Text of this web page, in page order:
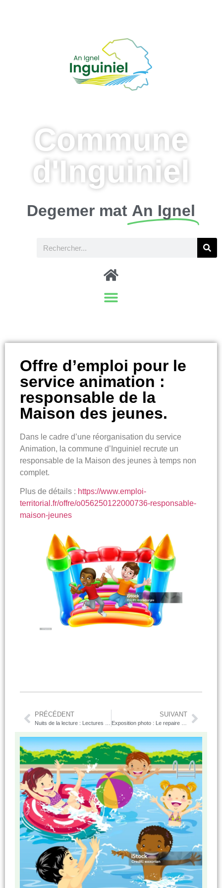
Commune
d'Inguiniel
Degemer mat An Ignel
Offre d’emploi pour le
service animation :
responsable de la
Maison des jeunes.
Dans le cadre d’une réorganisation du service
Animation, la commune d’Inguiniel recrute un
responsable de la Maison des jeunes à temps non
complet.
Plus de détails : https://www.emploi-
territorial.fr/offre/o056250122000736-responsable-
maison-jeunes
PRÉCÉDENT SUIVANT